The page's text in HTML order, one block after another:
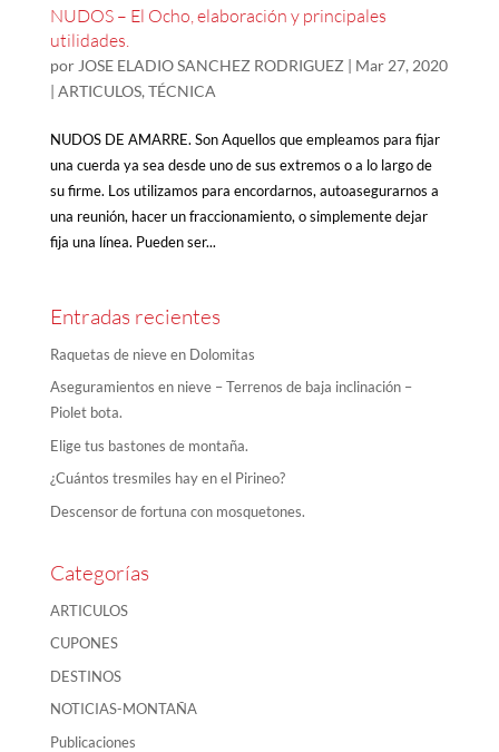
NUDOS – El Ocho, elaboración y principales
utilidades.
por JOSE ELADIO SANCHEZ RODRIGUEZ| Mar 27, 2020
| ARTICULOS, TÉCNICA
NUDOS DE AMARRE. Son Aquellos que empleamos para fijar
una cuerda ya sea desde uno de sus extremos o a lo largo de
su firme. Los utilizamos para encordarnos, autoasegurarnos a
una reunión, hacer un fraccionamiento, o simplemente dejar
fija una línea. Pueden ser...
Entradas recientes
Raquetas de nieve en Dolomitas
Aseguramientos en nieve – Terrenos de baja inclinación –
Piolet bota.
Elige tus bastones de montaña.
¿Cuántos tresmiles hay en el Pirineo?
Descensor de fortuna con mosquetones.
Categorías
ARTICULOS
CUPONES
DESTINOS
NOTICIAS-MONTAÑA
Publicaciones